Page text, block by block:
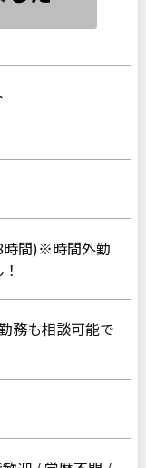
時間)※時間外勤
務も相談可能で